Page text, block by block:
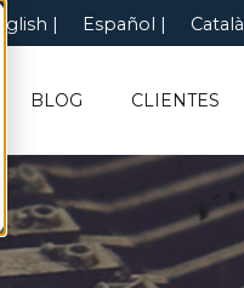
Español Català
BLOG CLIENTES